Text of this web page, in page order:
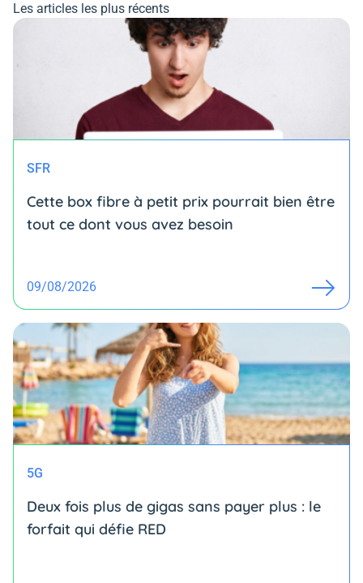
Les articles les plus récents
SFR
Cette box fibre à petit prix pourrait bien être
tout ce dont vous avez besoin
09/08/2026
5G
Deux fois plus de gigas sans payer plus : le
forfait qui défie RED